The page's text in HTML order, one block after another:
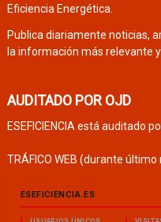
Eficiencia Energética.
Publica diariamente noticias,
la información más relevante
AUDITADO POR OJD
ESEFICIENCIA está auditado
TRÁFICO WEB (durante